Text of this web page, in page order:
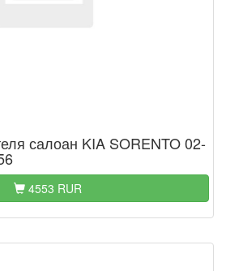
салоан KIA SORENTO 02-
4553 RUR